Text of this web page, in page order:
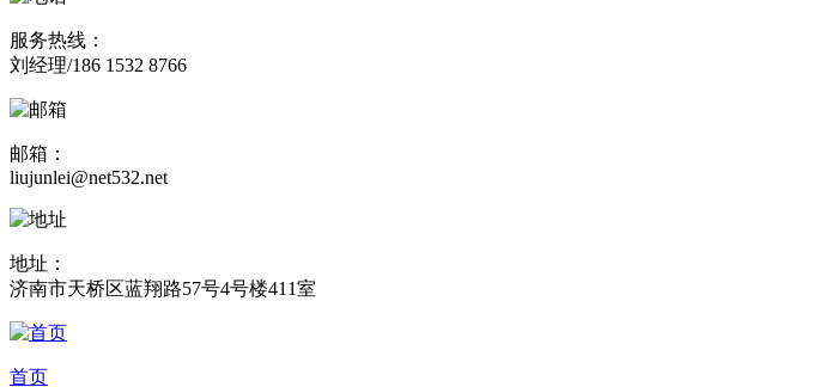
服务热线：
刘经理/186 1532 8766
邮箱：
liujunlei@net532.net
地址：
济南市天桥区蓝翔路57号4号楼411室
首页